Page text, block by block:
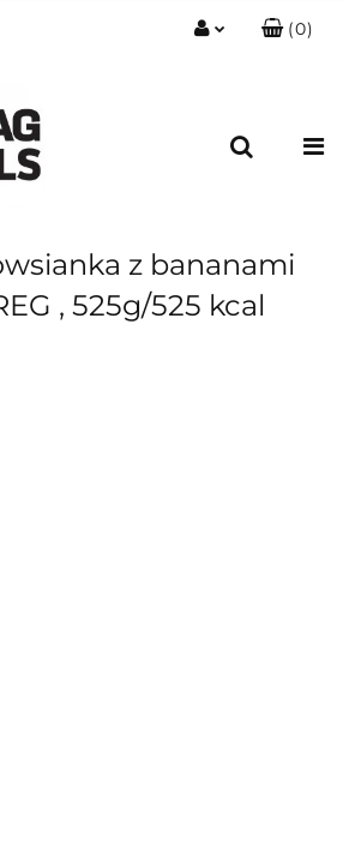
(0)
z bananami
, 525g/525 kcal